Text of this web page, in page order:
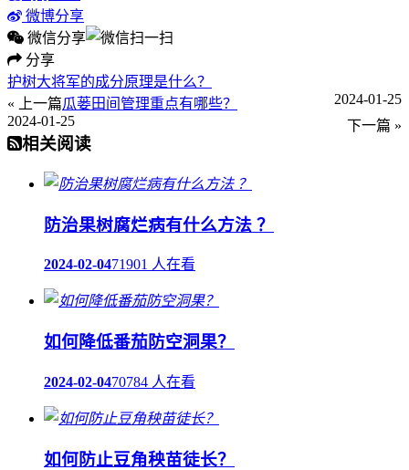
微博分享
微信分享
分享
护树大将军的成分原理是什么？
« 上一篇
2024-01-25
瓜蒌田间管理重点有哪些？
下一篇 »
2024-01-25
相关阅读
防治果树腐烂病有什么方法 ？
2024-02-0471901 人在看
如何降低番茄防空洞果？
2024-02-0470784 人在看
如何防止豆角秧苗徒长？